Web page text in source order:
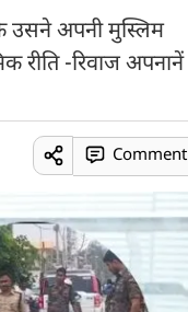
उसने अपनी मुस्लिम
रीति -रिवाज अपनानें
Comment